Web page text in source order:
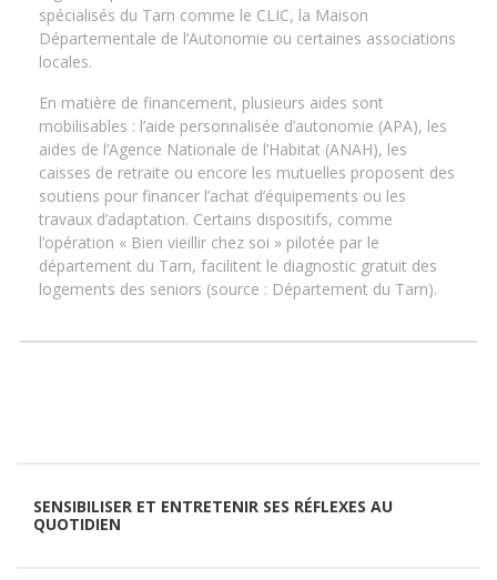
spécialisés du Tarn comme le CLIC, la Maison
Départementale de l’Autonomie ou certaines associations
locales.
En matière de financement, plusieurs aides sont
mobilisables : l’aide personnalisée d’autonomie (APA), les
aides de l’Agence Nationale de l’Habitat (ANAH), les
caisses de retraite ou encore les mutuelles proposent des
soutiens pour financer l’achat d’équipements ou les
travaux d’adaptation. Certains dispositifs, comme
l’opération « Bien vieillir chez soi » pilotée par le
département du Tarn, facilitent le diagnostic gratuit des
logements des seniors (source : Département du Tarn).
SENSIBILISER ET ENTRETENIR SES RÉFLEXES AU
QUOTIDIEN